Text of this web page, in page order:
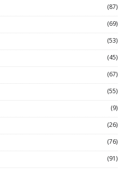
(87)
(69)
(53)
(45)
(67)
(55)
(9)
(26)
(76)
(91)